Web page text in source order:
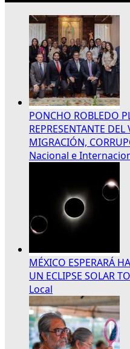
PONCHO ROBLEDO
REPRESENTANTE
MIGRACIÓN,
Nacional e
MÉXICO ESPERARÁ
UN ECLIPSE SOLAR
Local